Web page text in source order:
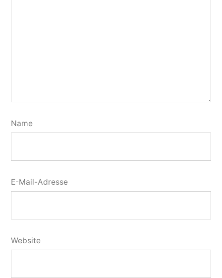
Name
E-Mail-Adresse
Website